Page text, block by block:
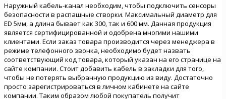
Наружный кабель-канал необходим, чтобы подключить сенсоры
безопасности в распашные створки. Максимальный диаметр для
ED 5мм, а длина бывает как 300, так и 600 мм. Данная продукция
является сертифицированной и одобрена многими нашими
клиентами. Если заказ товара производится через менеджера в
режиме телефонного звонка, необходимо будет назвать
соответствующий код товара, который указан на его странице на
сайте компании. Стоит добавить кабель в закладки для того,
чтобы не потерять выбранную продукцию из виду. Достаточно
просто зарегистрироваться в личном кабинете на сайте
компании. Таким образом любой покупатель получит